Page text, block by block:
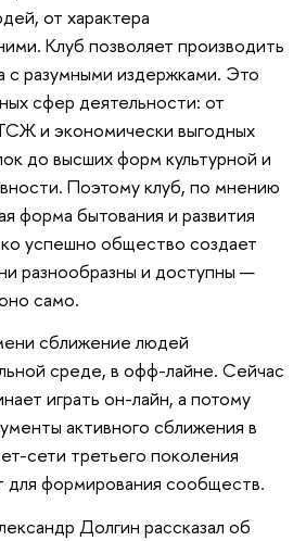
от характера
Клуб позволяет производить
с разумными издержками. Это
сфер деятельности: от
и экономически выгодных
до высших форм культурной и
Поэтому клуб, по мнению
форма бытования и развития
успешно общество создает
разнообразны и доступны —
само.
сближение людей
среде, в офф-лайне. Сейчас
играть он-лайн, а потому
активного сближения в
сети третьего поколения
для формирования сообществ.
Долгин рассказал об